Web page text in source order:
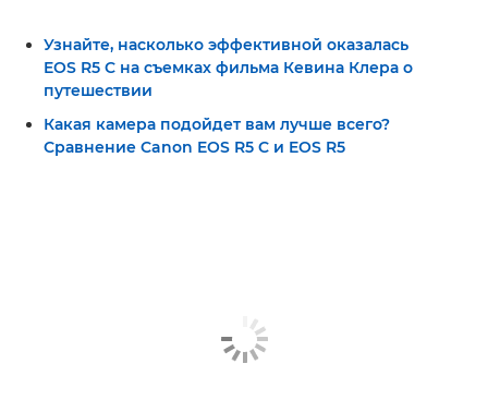
Узнайте, насколько эффективной оказалась
EOS R5 C на съемках фильма Кевина Клера о
путешествии
Какая камера подойдет вам лучше всего?
Сравнение Canon EOS R5 C и EOS R5